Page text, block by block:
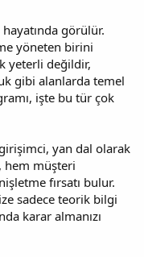
görülür.
yöneten birini
yeterli değildir,
gibi alanlarda temel
işte bu tür çok
yan dal olarak
hem müşteri
fırsatı bulur.
sadece teorik bilgi
karar almanızı